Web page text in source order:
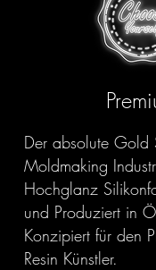
Der absolute Gold
Moldmaking
Hochglanz
und Produziert in
Konzipiert für den
Resin Künstler.